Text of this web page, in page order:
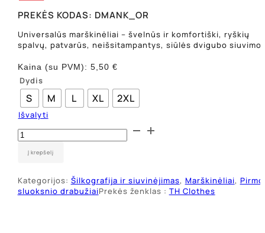
PREKĖS KODAS: DMANK_OR
Universalūs marškinėliai – švelnūs ir komfortiški, ryškių
spalvų, patvarūs, neišsitampantys, siūlės dvigubo siuvimo.
Kaina (su PVM): 5,50 €
Dydis
S M L XL 2XL
Išvalyti
produkto
kiekis:
Marškinėliai
THC
Ankara,
Į krepšelį
Kategorijos: Šilkografija ir siuvinėjimas, Marškinėliai,
sluoksnio drabužiaiPrekės ženklas : TH Clothes